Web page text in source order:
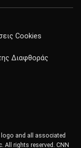
Cookies
Διαφθοράς
logo and all associated
All rights reserved. CNN